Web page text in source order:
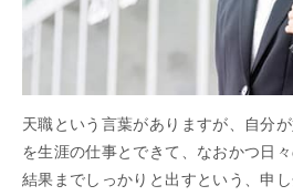
天職という言葉がありますが、自分
を生涯の仕事とできて、なおかつ日
結果までしっかりと出すという、申